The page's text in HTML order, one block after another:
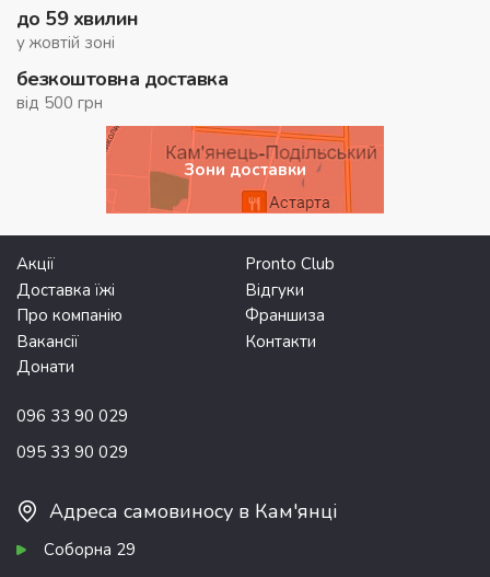
до 59 хвилин
у жовтій зоні
безкоштовна доставка
від 500 грн
Зони доставки
Акції
Pronto Club
Доставка їжі
Відгуки
Про компанію
Франшиза
Вакансії
Контакти
Донати
096 33 90 029
095 33 90 029
Адреса самовиносу в Кам'янці
Соборна 29